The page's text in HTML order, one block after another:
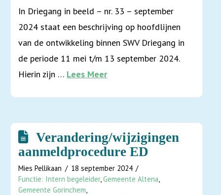
In Driegang in beeld – nr. 33 – september
2024 staat een beschrijving op hoofdlijnen
van de ontwikkeling binnen SWV Driegang in
de periode 11 mei t/m 13 september 2024.
Hierin zijn … Lees Meer
Verandering/wijzigingen
aanmeldprocedure ED
Mies Pellikaan
18 september 2024
Functie: Intern begeleider,Gemeente Altena
Gemeente Gorinchem